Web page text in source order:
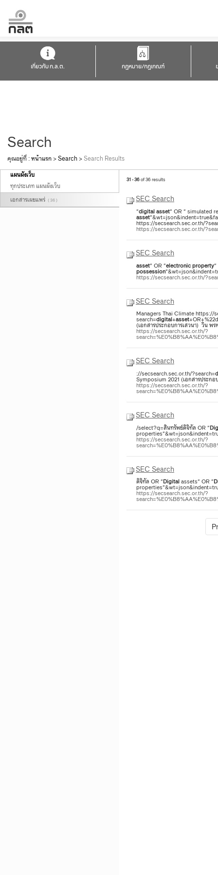
เกี่ยวกับ ก.ล.ต. กฎหมาย/กฎเกณฑ์
Search
คุณอยู่ที่ :หน้าแรก >Search >Search Results
แผนผังเว็บ
ทุกประเภท แผนผังเว็บ
เอกสารเผยแพร่ ( 36 )
31 - 36of 36 results
SEC Search
"digitalasset" OR " simulated
asset
https://secsearch.sec.or.th/
https://secsearch.sec.or.th/
SEC Search
asset" OR "electronicproperty"
possession
https://secsearch.sec.or.th/
SEC Search
Managers Thai Climate https://
search=digital+asset
(เอกสารประกอบการเสวนา​) ​ วิน พ
https://secsearch.sec.or.th/?
SEC Search
://secsearch.sec.or.th/?search=
Symposium 2021 (เอกสารประก
https://secsearch.sec.or.th/?
SEC Search
/select?q=สินทรัพย์ดิจิทัล OR "
https://secsearch.sec.or.th/?
SEC Search
ดิจิทัล OR "Digitalassets" OR "
https://secsearch.sec.or.th/?